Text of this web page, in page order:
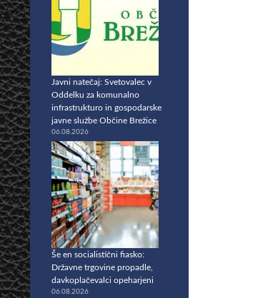
Javni natečaj: Svetovalec v
Oddelku za komunalno
infrastrukturo in gospodarske
javne službe Občine Brežice
06.08.2026
Še en socialistični fiasko:
Državne trgovine propadle,
davkoplačevalci opeharjeni
06.08.2026